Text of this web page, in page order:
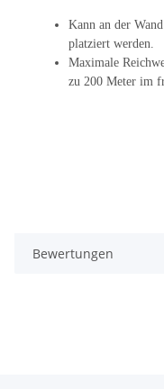
Kann an der
platziert werden.
Maximale
zu 200 Meter im
Bewertungen